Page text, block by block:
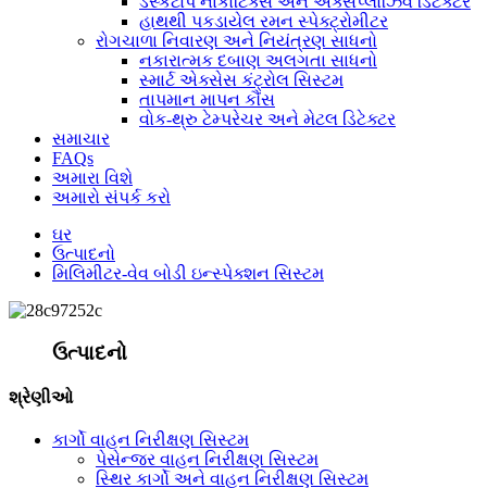
હાથથી પકડાયેલ રમન સ્પેક્ટ્રોમીટર
રોગચાળા નિવારણ અને નિયંત્રણ સાધનો
નકારાત્મક દબાણ અલગતા સાધનો
સ્માર્ટ એક્સેસ કંટ્રોલ સિસ્ટમ
તાપમાન માપન કૌંસ
વોક-થ્રુ ટેમ્પરેચર અને મેટલ ડિટેક્ટર
સમાચાર
FAQs
અમારા વિશે
અમારો સંપર્ક કરો
ઘર
ઉત્પાદનો
મિલિમીટર-વેવ બોડી ઇન્સ્પેક્શન સિસ્ટમ
ઉત્પાદનો
શ્રેણીઓ
કાર્ગો વાહન નિરીક્ષણ સિસ્ટમ
પેસેન્જર વાહન નિરીક્ષણ સિસ્ટમ
સ્થિર કાર્ગો અને વાહન નિરીક્ષણ સિસ્ટમ